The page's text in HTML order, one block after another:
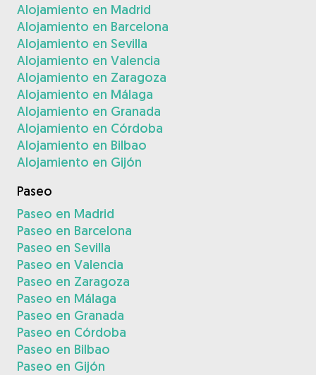
Alojamiento en Madrid
Alojamiento en Barcelona
Alojamiento en Sevilla
Alojamiento en Valencia
Alojamiento en Zaragoza
Alojamiento en Málaga
Alojamiento en Granada
Alojamiento en Córdoba
Alojamiento en Bilbao
Alojamiento en Gijón
Paseo
Paseo en Madrid
Paseo en Barcelona
Paseo en Sevilla
Paseo en Valencia
Paseo en Zaragoza
Paseo en Málaga
Paseo en Granada
Paseo en Córdoba
Paseo en Bilbao
Paseo en Gijón